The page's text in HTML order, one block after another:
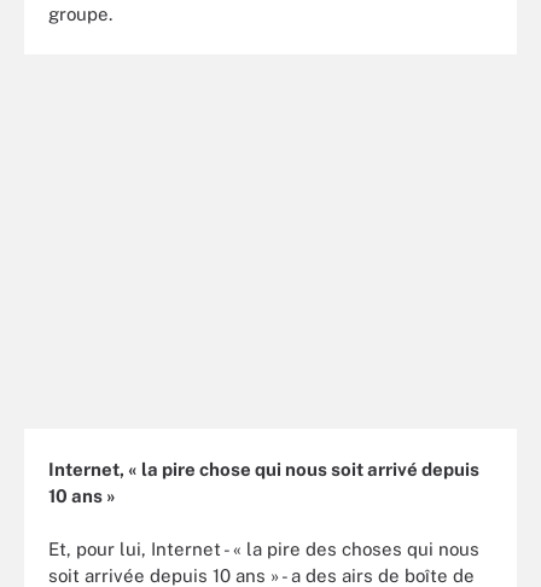
groupe.
Internet, « la pire chose qui nous soit arrivé depuis
10 ans »
Et, pour lui, Internet - « la pire des choses qui nous
soit arrivée depuis 10 ans » - a des airs de boîte de